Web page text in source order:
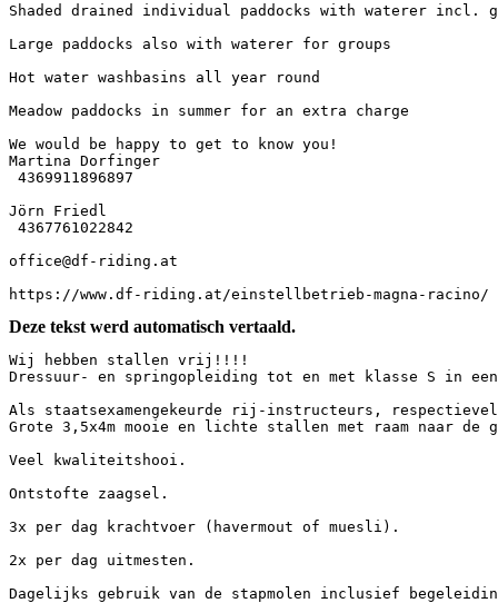
Shaded drained individual paddocks with waterer
Large paddocks also with waterer for groups
Hot water washbasins all year round
Meadow paddocks in summer for an extra charge
We would be happy to get to know you!
Martina Dorfinger
4369911896897
Jörn Friedl
4367761022842
office@df-riding.at
https://www.df-riding.at/einstellbetrieb-magna-racino/
Deze tekst werd automatisch vertaald.
Wij hebben stallen vrij!!!!
Dressuur- en springopleiding tot en met klasse S in
Als staatsexamengekeurde rij-instructeurs,
Grote 3,5x4m mooie en lichte stallen met raam naar de
Veel kwaliteitshooi.
Ontstofte zaagsel.
3x per dag krachtvoer (havermout of muesli).
2x per dag uitmesten.
Dagelijks gebruik van de stapmolen inclusief